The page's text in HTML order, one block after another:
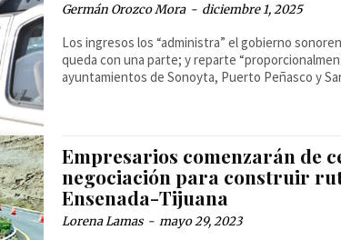
Germán Orozco Mora - diciembre 1, 2025
Los ingresos los “administra” el gobierno
queda con una parte; y reparte
ayuntamientos de Sonoyta, Puerto Peñasco y
Empresarios comenzarán de
negociación para construir
Ensenada-Tijuana
Lorena Lamas - mayo 29, 2023